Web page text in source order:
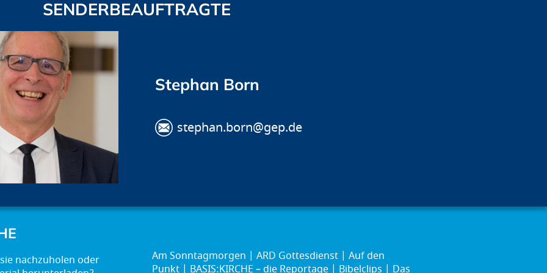
SENDERBEAUFTRAGTE
Stephan Born
stephan.born@gep.de
Am Sonntagmorgen ARD Gottesdienst
Auf den
Punkt
BASIS:KIRCHE – die Reportage Bibelclips Das